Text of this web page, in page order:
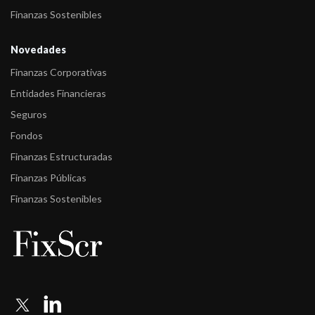
Finanzas Sostenibles
Novedades
Finanzas Corporativas
Entidades Financieras
Seguros
Fondos
Finanzas Estructuradas
Finanzas Públicas
Finanzas Sostenibles